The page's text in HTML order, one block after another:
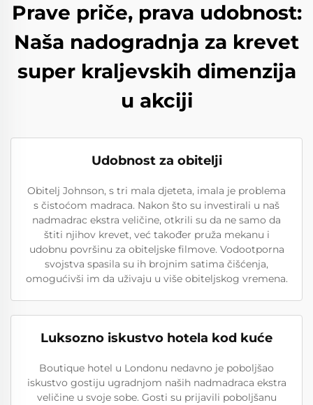
Prave priče, prava udobnost:
Naša nadogradnja za krevet
super kraljevskih dimenzija
u akciji
Udobnost za obitelji
Obitelj Johnson, s tri mala djeteta, imala je problema
s čistoćom madraca. Nakon što su investirali u naš
nadmadrac ekstra veličine, otkrili su da ne samo da
štiti njihov krevet, već također pruža mekanu i
udobnu površinu za obiteljske filmove. Vodootporna
svojstva spasila su ih brojnim satima čišćenja,
omogućivši im da uživaju u više obiteljskog vremena.
Luksozno iskustvo hotela kod kuće
Boutique hotel u Londonu nedavno je poboljšao
iskustvo gostiju ugradnjom naših nadmadraca ekstra
veličine u svoje sobe. Gosti su prijavili poboljšanu